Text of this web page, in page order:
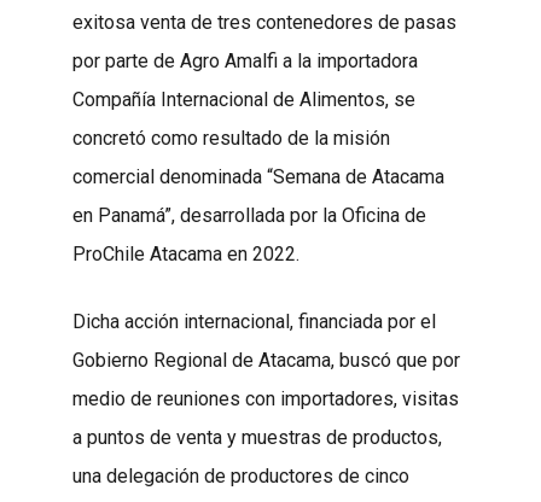
exitosa venta de tres contenedores de pasas
por parte de Agro Amalfi a la importadora
Compañía Internacional de Alimentos, se
concretó como resultado de la misión
comercial denominada “Semana de Atacama
en Panamá”, desarrollada por la Oficina de
ProChile Atacama en 2022.
Dicha acción internacional, financiada por el
Gobierno Regional de Atacama, buscó que por
medio de reuniones con importadores, visitas
a puntos de venta y muestras de productos,
una delegación de productores de cinco